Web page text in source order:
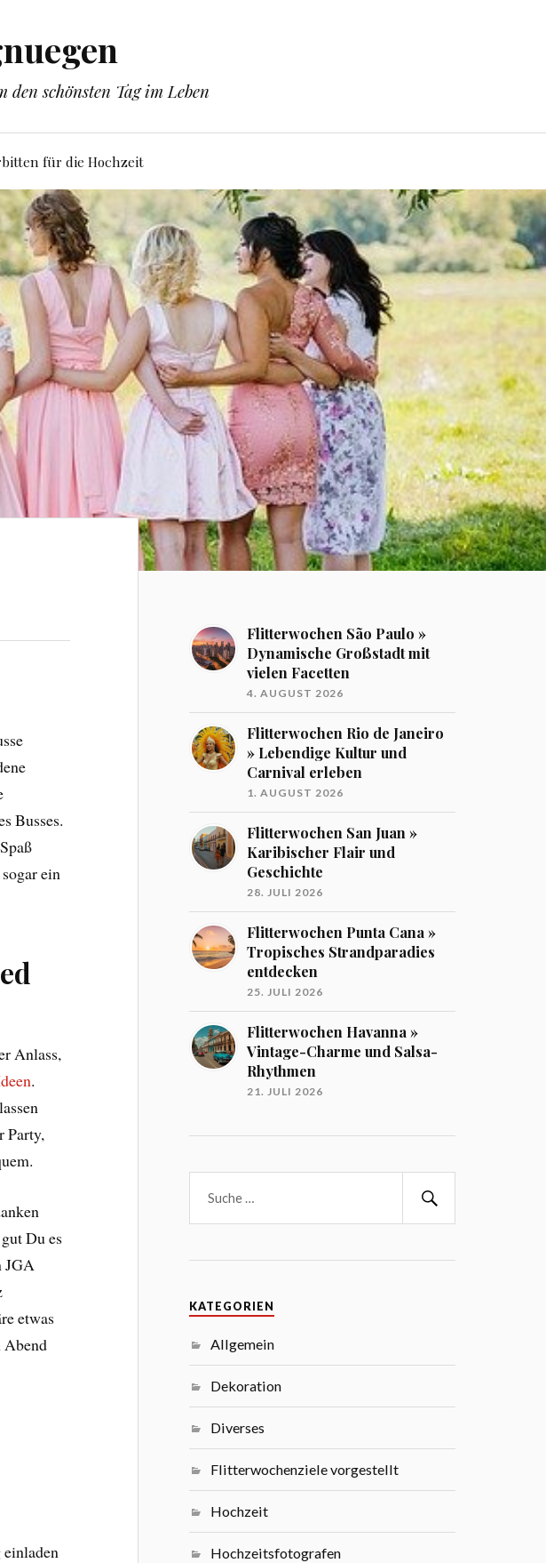
schönsten Tag im Leben
für die Hochzeit
Busses.
ein
Anlass,
.
Party,
Du es
JGA
etwas
Abend
Flitterwochen São Paulo »
Dynamische Großstadt mit
vielen Facetten
4. AUGUST 2026
Flitterwochen Rio de Janeiro
» Lebendige Kultur und
Carnival erleben
1. AUGUST 2026
Flitterwochen San Juan »
Karibischer Flair und
Geschichte
28. JULI 2026
Flitterwochen Punta Cana »
Tropisches Strandparadies
entdecken
25. JULI 2026
Flitterwochen Havanna »
Vintage-Charme und Salsa-
Rhythmen
21. JULI 2026
KATEGORIEN
Allgemein
Dekoration
Diverses
Flitterwochenziele vorgestellt
Hochzeit
Hochzeitsfotografen